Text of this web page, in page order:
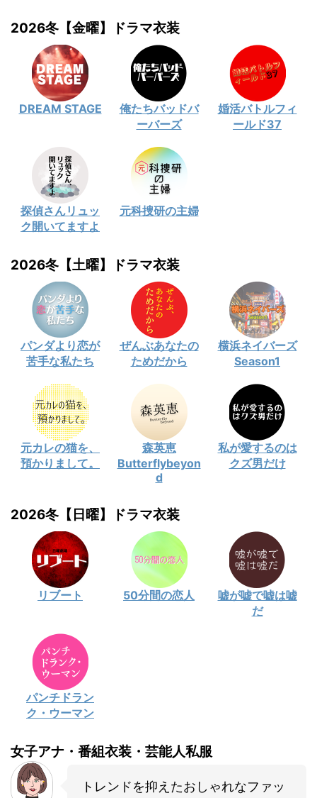
2026冬【金曜】ドラマ衣装
DREAM STAGE
俺たちバッドバ
ーバーズ
婚活バトルフィ
ールド37
探偵さんリュッ
ク開いてますよ
元科捜研の主婦
2026冬【土曜】ドラマ衣装
パンダより恋が
苦手な私たち
ぜんぶあなたの
ためだから
横浜ネイバーズ
Season1
元カレの猫を、
預かりまして。
森英恵
Butterflybeyon
d
私が愛するのは
クズ男だけ
2026冬【日曜】ドラマ衣装
リブート 50分間の恋人
嘘が嘘で嘘は嘘
だ
パンチドラン
ク・ウーマン
女子アナ・番組衣装・芸能人私服
トレンドを抑えたおしゃれなファッ